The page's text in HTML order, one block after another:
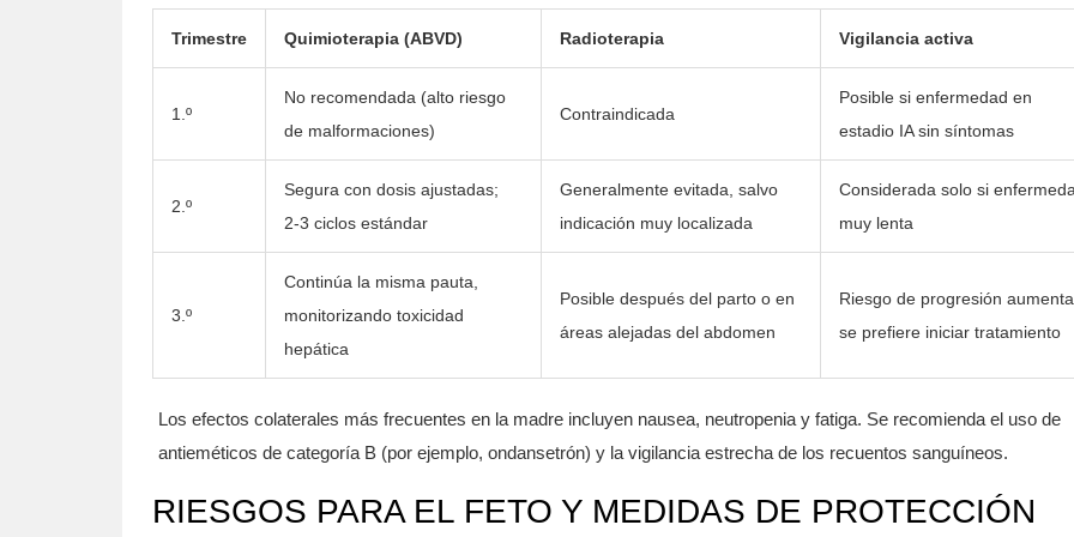
Trimestre Quimioterapia (ABVD) Radioterapia Vigilancia activa
1.º
No recomendada (alto riesgo
de malformaciones)
Contraindicada
Posible si enfermedad en
estadio IA sin síntomas
2.º
Segura con dosis ajustadas;
2‑3 ciclos estándar
Generalmente evitada, salvo
indicación muy localizada
Considerada solo si
muy lenta
3.º
Continúa la misma pauta,
monitorizando toxicidad
hepática
Posible después del parto o en
áreas alejadas del abdomen
Riesgo de progresión
se prefiere iniciar tratamiento
Los efectos colaterales más frecuentes en la madre incluyen nausea, neutropenia y fatiga. Se recomienda el uso de
antieméticos de categoría B (por ejemplo, ondansetrón) y la vigilancia estrecha de los recuentos sanguíneos.
RIESGOS PARA EL FETO Y MEDIDAS DE PROTECCIÓN